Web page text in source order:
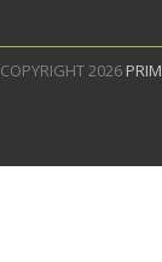
COPYRIGHT 2026